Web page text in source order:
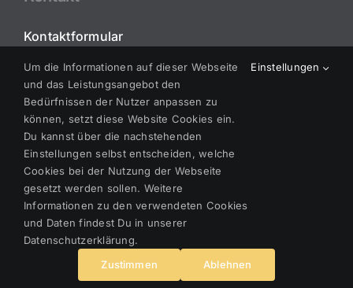
Kontaktformular
Instagram
© Copyright 2016-2024 Melanie Miedler. Alle Rechte
vorbehalten.
Um die Informationen auf dieser Webseite
und das Leistungsangebot den
Bedürfnissen der Nutzer anpassen zu
können, setzt diese Website Cookies ein.
Du kannst über die nachstehenden
Einstellungen selbst entscheiden, welche
Cookies bei der Nutzung der Webseite
gesetzt werden sollen. Weitere
Informationen zu den verwendeten Cookies
und Daten findest Du in unserer
Datenschutzerklärung.
Einstellungen
Zustimmen Ablehnen